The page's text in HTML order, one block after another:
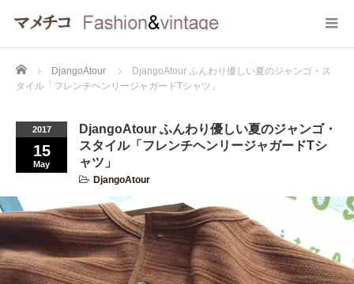
Home DjangoAtour
DjangoAtour ふんわり優しい夏のジャンゴ・ス
タイル「フレンチヘンリージャガードTシャツ」
2017
15
May
DjangoAtour ふんわり優しい夏のジャンゴ・
スタイル「フレンチヘンリージャガードTシ
ャツ」
DjangoAtour